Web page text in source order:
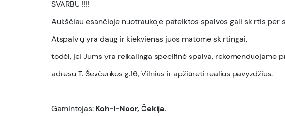
SVARBU !!!!
Aukščiau esančioje nuotraukoje pateiktos spalvos gali skirtis per
Atspalvių yra daug ir kiekvienas juos matome skirtingai,
todėl, jei Jums yra reikalinga specifinė spalva, rekomenduojame
adresu T. Ševčenkos g.16, Vilnius ir apžiūrėti realius pavyzdžius.
Gamintojas: Koh-I-Noor, Čekija.